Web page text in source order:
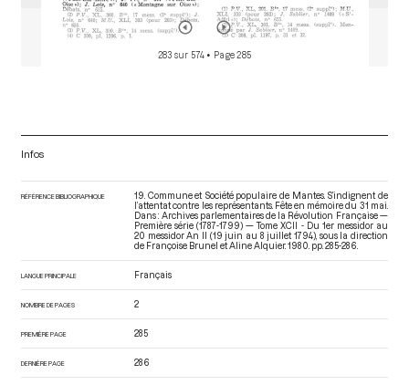
283 sur 574 • Page 285
Infos
RÉFÉRENCE BIBLIOGRAPHIQUE
19. Commune et Société populaire de Mantes. S’indignent de
l’attentat contre les représentants. Fête en mémoire du 31 mai.
Dans : Archives parlementaires de la Révolution Française —
Première série (1787-1799) — Tome XCII - Du 1er messidor au
20 messidor An II (19 juin au 8 juillet 1794), sous la direction
de Françoise Brunel et Aline Alquier. 1980. pp. 285-286.
LANGUE PRINCIPALE Français
NOMBRE DE PAGES 2
PREMIÈRE PAGE 285
DERNIÈRE PAGE 286